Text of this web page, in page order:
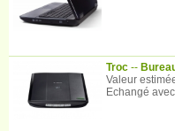
Troc --
Valeur
Echangé